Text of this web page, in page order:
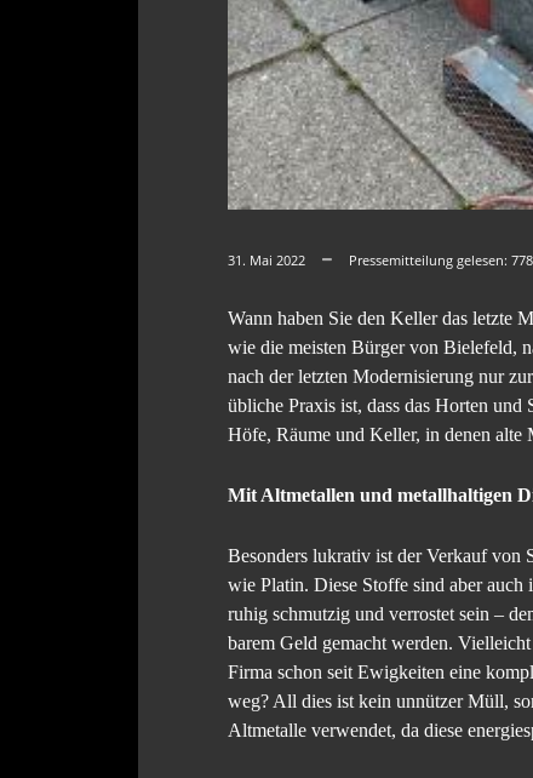
31. Mai 2022 Pressemitteilung gelesen: 778
Wann haben Sie den Keller das letzte
wie die meisten Bürger von Bielefeld,
nach der letzten Modernisierung nur
übliche Praxis ist, dass das Horten
Höfe, Räume und Keller, in denen alte
Mit Altmetallen und metallhaltigen
Besonders lukrativ ist der Verkauf von
wie Platin. Diese Stoffe sind aber
ruhig schmutzig und verrostet sein –
barem Geld gemacht werden.
Firma schon seit Ewigkeiten eine
weg? All dies ist kein unnützer Müll,
Altmetalle verwendet, da diese